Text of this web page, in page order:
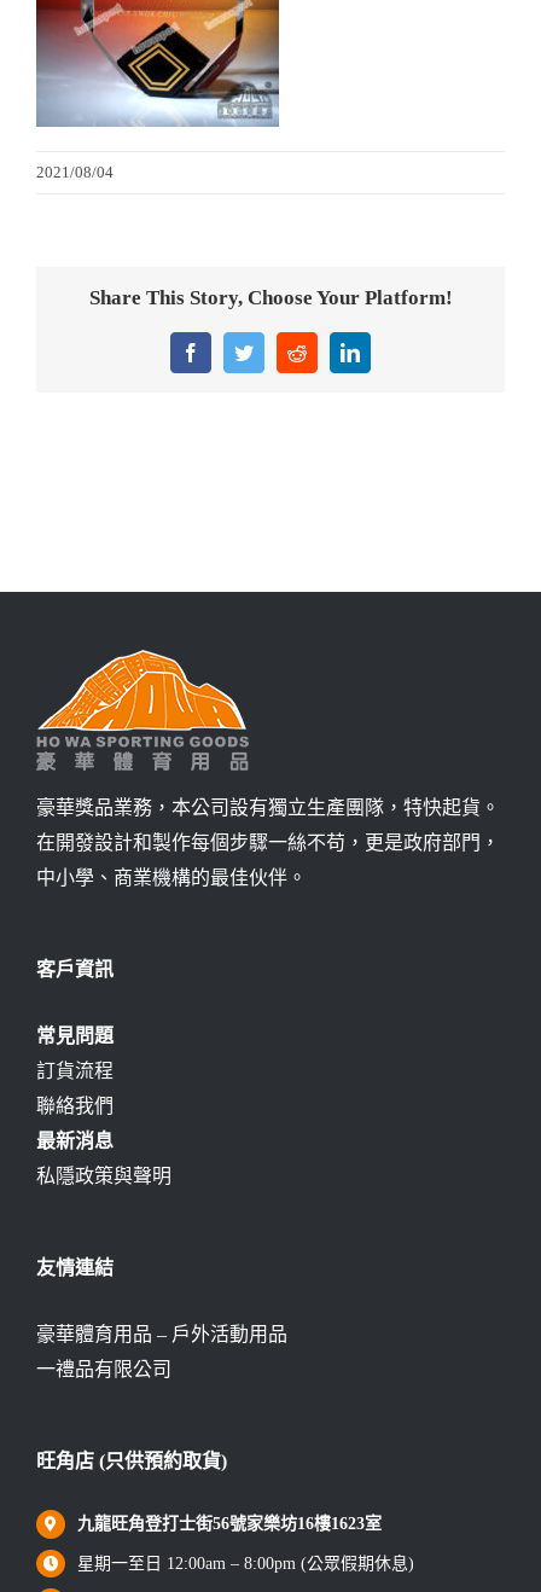
意大利獎盃
旗座/旗桿
2021/08/04
Share This Story, Choose Your Platform!
FacebookTwitterRedditLinkedIn
豪華獎品業務，本公司設有獨立生產團隊，特快起貨。
在開發設計和製作每個步驟一絲不苟，更是政府部門，
中小學、商業機構的最佳伙伴。
客戶資訊
常見問題
訂貨流程
聯絡我們
最新消息
私隱政策與聲明
友情連結
豪華體育用品 – 戶外活動用品
一禮品有限公司
旺角店 (只供預約取貨)
九龍旺角登打士街56號家樂坊16樓1623室
星期一至日 12:00am – 8:00pm (公眾假期休息)